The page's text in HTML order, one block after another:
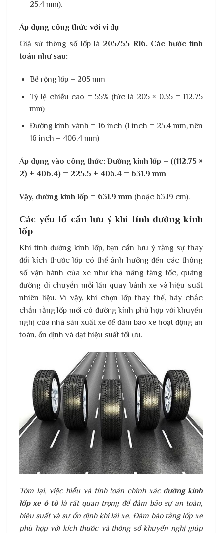
25.4 mm).
Áp dụng công thức với ví dụ
Giả sử thông số lốp là 205/55 R16. Các bước tính
toán như sau:
Bề rộng lốp = 205 mm
Tỷ lệ chiều cao = 55% (tức là 205 × 0.55 = 112.75
mm)
Đường kính vành = 16 inch (1 inch = 25.4 mm, nên
16 inch = 406.4 mm)
Áp dụng vào công thức: Đường kính lốp = ((112.75 ×
2) + 406.4) = 225.5 + 406.4 = 631.9 mm
Vậy, đường kính lốp = 631.9 mm (hoặc 63.19 cm).
Các yếu tố cần lưu ý khi tính đường kính
lốp
Khi tính đường kính lốp, bạn cần lưu ý rằng sự thay
đổi kích thước lốp có thể ảnh hưởng đến các thông
số vận hành của xe như khả năng tăng tốc, quãng
đường di chuyển mỗi lần quay bánh xe và hiệu suất
nhiên liệu. Vì vậy, khi chọn lốp thay thế, hãy chắc
chắn rằng lốp mới có đường kính phù hợp với khuyến
nghị của nhà sản xuất xe để đảm bảo xe hoạt động an
toàn, ổn định và đạt hiệu suất tối ưu.
Tóm lại, việc hiểu và tính toán chính xác đường kính
lốp xe ô tôlà rất quan trọng để đảm bảo sự an toàn,
hiệu suất và sự ổn định khi lái xe. Đảm bảo rằng lốp xe
phù hợp với kích thước và thông số khuyến nghị giúp